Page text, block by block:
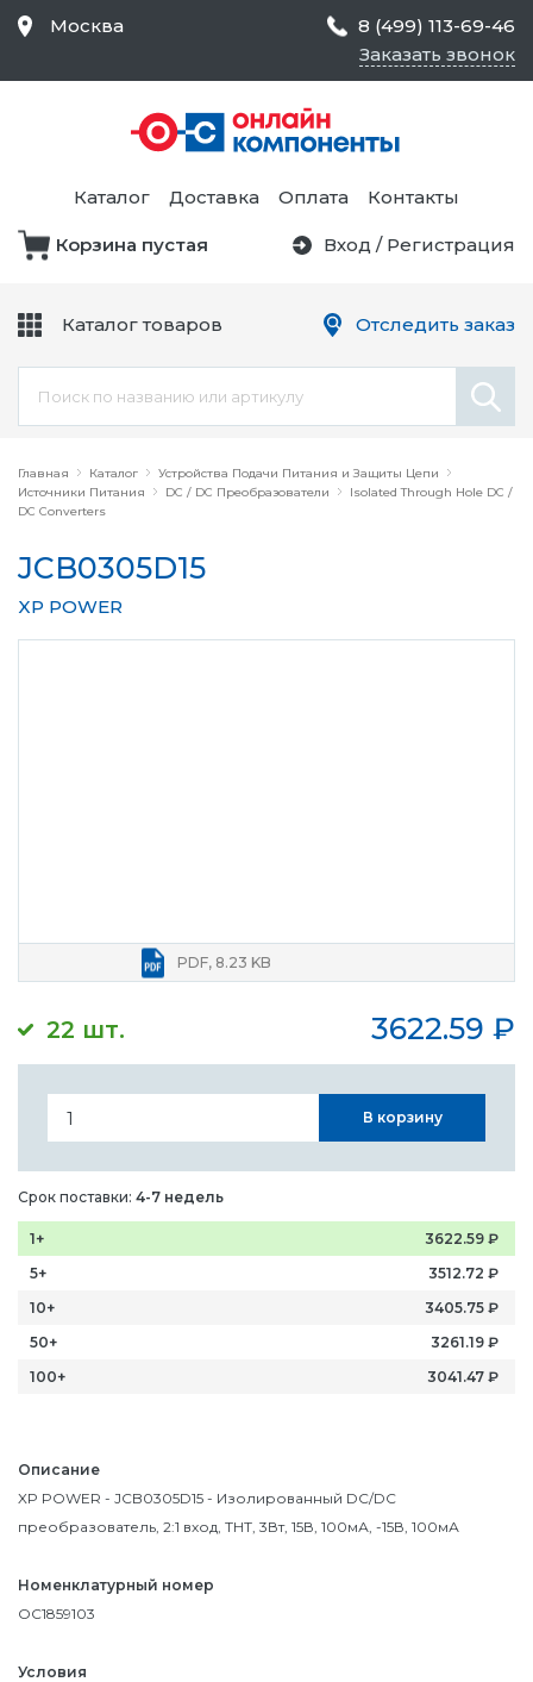
Главная Каталог
Устройства Подачи Питания и Защиты Цепи
Источники Питания
DC / DC Преобразователи
Isolated Through Hole DC /
DC Converters
JCB0305D15
XP POWER
22 шт. 3622.59 ₽
PDF, 8.23 KB
Описание
XP POWER - JCB0305D15 - Изолированный DC/DC
преобразователь, 2:1 вход, THT, 3Вт, 15В, 100мА, -15В, 100мА
Номенклатурный номер
OC1859103
Условия
В корзину
Срок поставки: 4-7 недель
1+ 3622.59 ₽
5+
3512.72 ₽
10+
3405.75 ₽
50+
3261.19 ₽
100+
3041.47 ₽
Москва
8 (499) 113-69-46
Заказать звонок
Каталог Доставка Оплата Контакты
Корзина пустая Вход / Регистрация
Каталог товаров
Средства Контроля
Статического
Электричества и
Безопасности,
Товары для Чистых
Цепи
Оборудование
Отследить заказ